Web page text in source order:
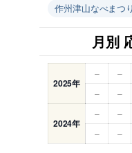
作州津山なべまつり
月別
2025年
– –
–
–
2024年
– –
–
–